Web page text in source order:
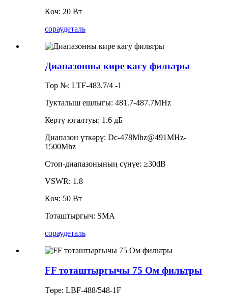
Көч: 20 Вт
сораудеталь
Диапазонны кире кагу фильтры
Төр №: LTF-483.7/4 -1
Тукталыш ешлыгы: 481.7-487.7MHz
Кертү югалтуы: 1.6 дБ
Диапазон үткәрү: Dc-478Mhz@491MHz-
1500Mhz
Стоп-диапазонының сүнүе: ≥30dB
VSWR: 1.8
Көч: 50 Вт
Тоташтыргыч: SMA
сораудеталь
FF тоташтыргычы 75 Ом фильтры
Төре: LBF-488/548-1F